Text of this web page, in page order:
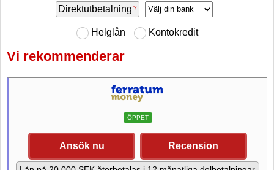
Dölj Kontokrediter
Lån utan UC
Lån med betalningsanmärkning
Faktura via epost
Ålder - Under 21 år lån
Direktutbetalning
Helglån Kontokredit
Vi rekommenderar
Laddar tabeller
ÖPPET
Ansök nu Recension